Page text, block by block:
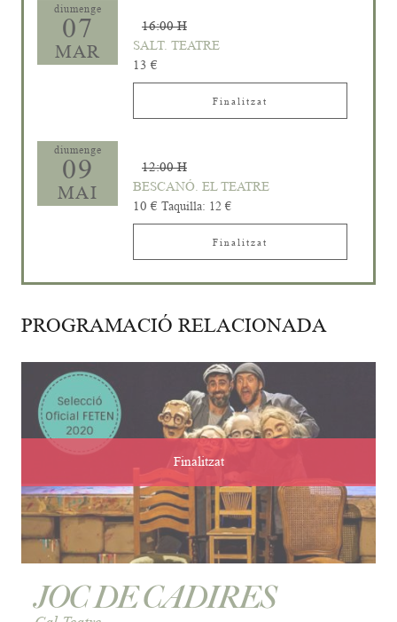
diumenge
07
MAR
16:00 H
SALT. TEATRE
13 €
Finalitzat
diumenge
09
MAI
12:00 H
BESCANÓ. EL TEATRE
10 € Taquilla: 12 €
Finalitzat
PROGRAMACIÓ RELACIONADA
Finalitzat
JOC DE CADIRES